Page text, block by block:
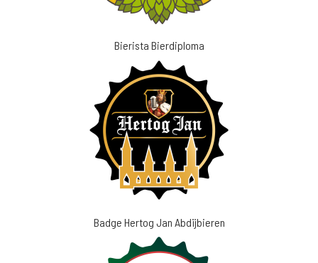
Bierista Bierdiploma
Badge Hertog Jan Abdijbieren